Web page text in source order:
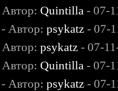
Автор: Quintilla - 07-
- Автор:psykatz - 07-
Автор:psykatz - 07-
Автор: Quintilla - 07-
- Автор:psykatz - 07-